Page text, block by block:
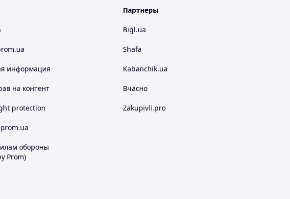
информация
на контент
protection
обороны
Prom)
Партнеры
Bigl.ua
Shafa
Kabanchik.ua
Вчасно
Zakupivli.pro